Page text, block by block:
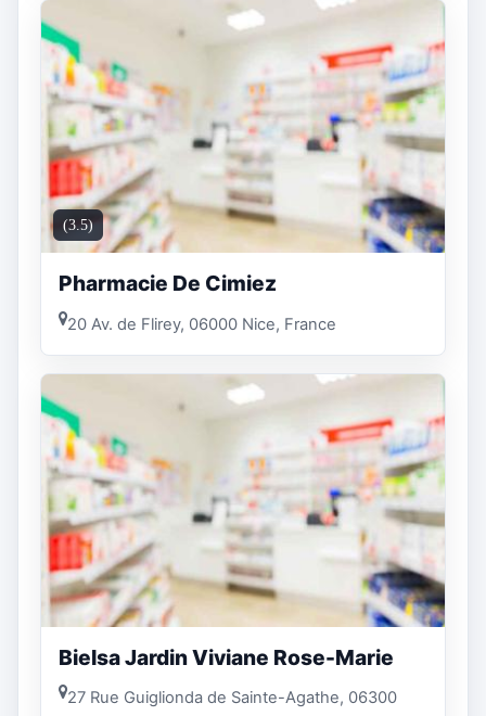
(3.5)
Pharmacie De Cimiez
20 Av. de Flirey, 06000 Nice, France
Bielsa Jardin Viviane Rose-Marie
27 Rue Guiglionda de Sainte-Agathe, 06300